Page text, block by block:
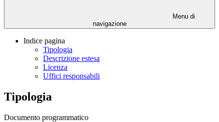
Menu di
navigazione
Indice pagina
Tipologia
Descrizione estesa
Licenza
Uffici responsabili
Tipologia
Documento programmatico